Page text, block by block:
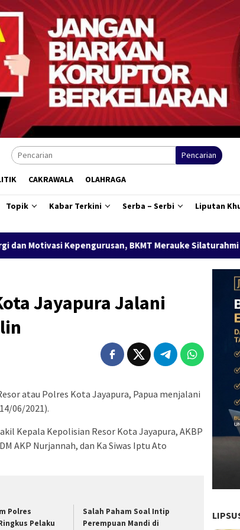
Pencarian
CAKRAWALA OLAHRAGA
Topik Kabar Terkini Serba – Serbi
Liputan
BKMT Merauke Silaturahmi Bersama Wabup Fauzun
Jayapura Jalani
atau Polres Kota Jayapura, Papua menjalani
06/2021).
Kepala Kepolisian Resor Kota Jayapura, AKBP
AKP Nurjannah, dan Ka Siwas Iptu Ato
Polres
Pelaku
Salah Paham Soal Intip
Perempuan Mandi di